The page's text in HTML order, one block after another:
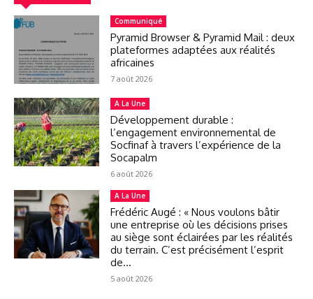
Communiqué
Pyramid Browser & Pyramid Mail : deux
plateformes adaptées aux réalités
africaines
7 août 2026
A La Une
Développement durable :
l’engagement environnemental de
Socfinaf à travers l’expérience de la
Socapalm
6 août 2026
A La Une
Frédéric Augé : « Nous voulons bâtir
une entreprise où les décisions prises
au siège sont éclairées par les réalités
du terrain. C’est précisément l’esprit
de...
5 août 2026